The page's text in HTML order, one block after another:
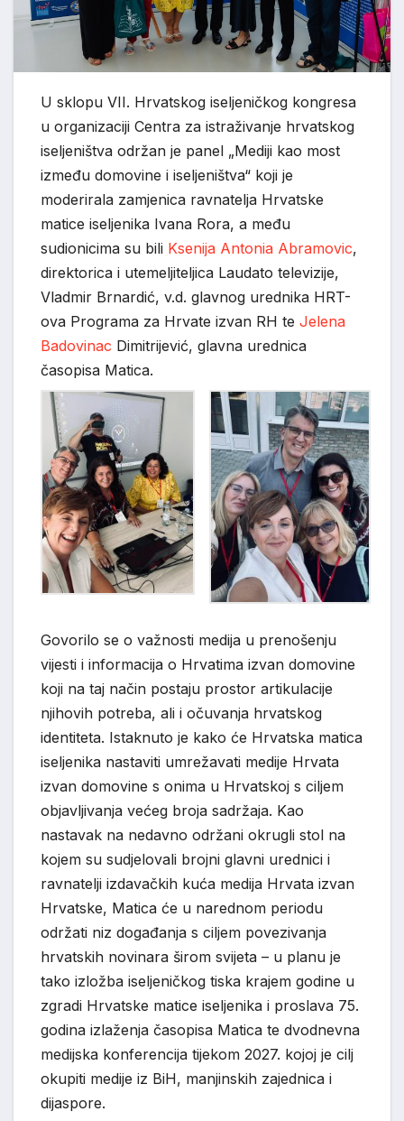
U sklopu VII. Hrvatskog iseljeničkog kongresa
u organizaciji Centra za istraživanje hrvatskog
iseljeništva održan je panel „Mediji kao most
između domovine i iseljeništva“ koji je
moderirala zamjenica ravnatelja Hrvatske
matice iseljenika Ivana Rora, a među
sudionicima su bili Ksenija Antonia Abramovic,
direktorica i utemeljiteljica Laudato televizije,
Vladmir Brnardić, v.d. glavnog urednika HRT-
ova Programa za Hrvate izvan RH te Jelena
Badovinac Dimitrijević, glavna urednica
časopisa Matica.
Govorilo se o važnosti medija u prenošenju
vijesti i informacija o Hrvatima izvan domovine
koji na taj način postaju prostor artikulacije
njihovih potreba, ali i očuvanja hrvatskog
identiteta. Istaknuto je kako će Hrvatska matica
iseljenika nastaviti umrežavati medije Hrvata
izvan domovine s onima u Hrvatskoj s ciljem
objavljivanja većeg broja sadržaja. Kao
nastavak na nedavno održani okrugli stol na
kojem su sudjelovali brojni glavni urednici i
ravnatelji izdavačkih kuća medija Hrvata izvan
Hrvatske, Matica će u narednom periodu
održati niz događanja s ciljem povezivanja
hrvatskih novinara širom svijeta – u planu je
tako izložba iseljeničkog tiska krajem godine u
zgradi Hrvatske matice iseljenika i proslava 75.
godina izlaženja časopisa Matica te dvodnevna
medijska konferencija tijekom 2027. kojoj je cilj
okupiti medije iz BiH, manjinskih zajednica i
dijaspore.